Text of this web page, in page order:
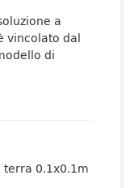
a
vincolato dal
di
0.1x0.1m